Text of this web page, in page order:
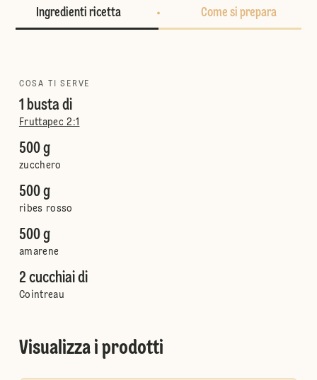
Ingredienti ricetta Come si prepara
COSA TI SERVE
1 busta di
Fruttapec 2:1
500 g
zucchero
500 g
ribes rosso
500 g
amarene
2 cucchiai di
Cointreau
Visualizza i prodotti